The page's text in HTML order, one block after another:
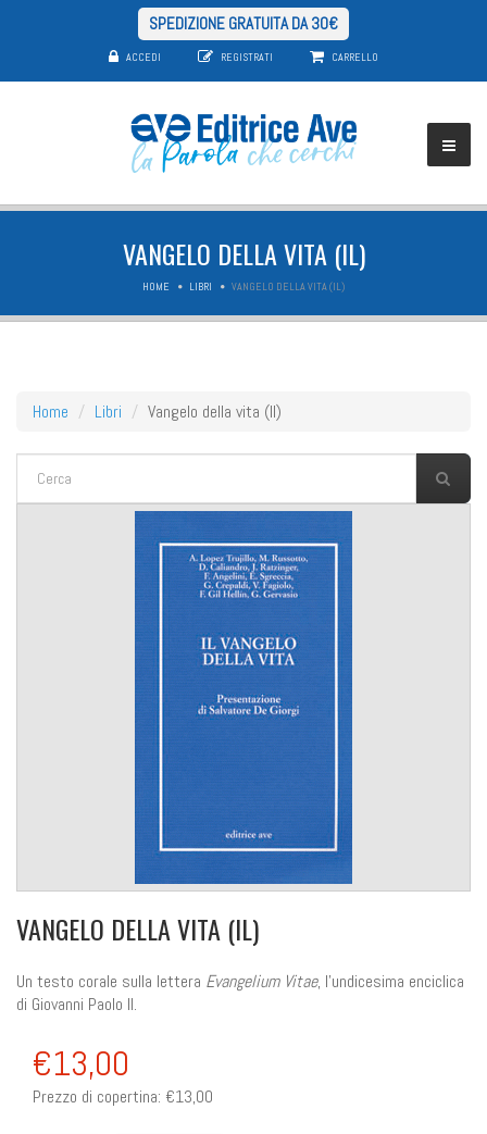
SPEDIZIONE GRATUITA DA 30€
ACCEDI REGISTRATI CARRELLO
VANGELO DELLA VITA (IL)
HOME LIBRI VANGELO DELLA VITA (IL)
Home Libri Vangelo della vita (Il)
FORM DI RICERCA
VANGELO DELLA VITA (IL)
Un testo corale sulla lettera Evangelium Vitae, l'undicesima enciclica
di Giovanni Paolo II.
€13,00
Prezzo di copertina: €13,00